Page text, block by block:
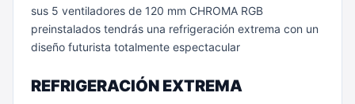
sus 5 ventiladores de 120 mm CHROMA RGB
preinstalados tendrás una refrigeración extrema con un
diseño futurista totalmente espectacular
REFRIGERACIÓN EXTREMA